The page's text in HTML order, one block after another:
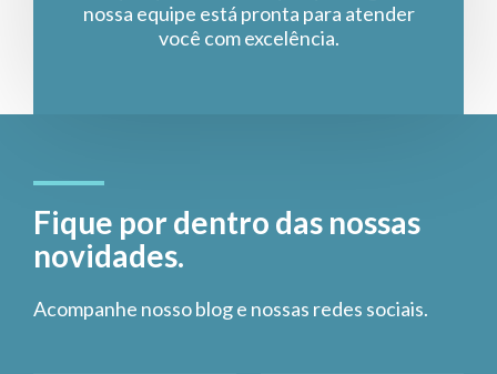
nossa equipe está pronta para atender
você com excelência.
Fique por dentro das nossas
novidades.
Acompanhe nosso blog e nossas redes sociais.